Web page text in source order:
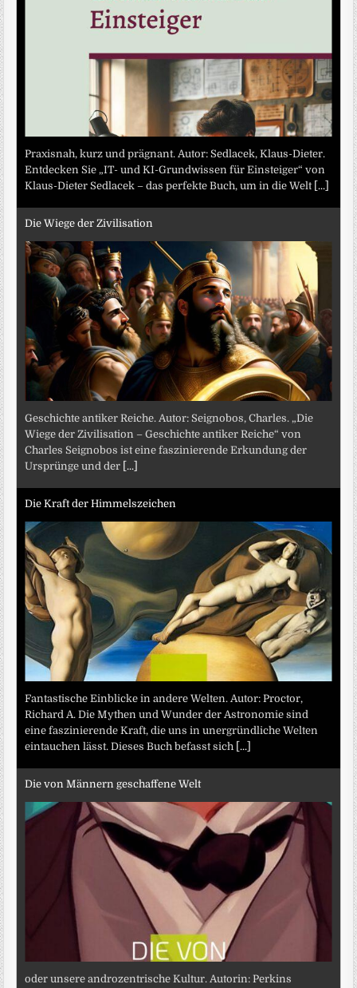
Praxisnah, kurz und prägnant. Autor: Sedlacek, Klaus-Dieter.
Entdecken Sie „IT- und KI-Grundwissen für Einsteiger“ von
Klaus-Dieter Sedlacek – das perfekte Buch, um in die Welt [...]
Die Wiege der Zivilisation
Geschichte antiker Reiche. Autor: Seignobos, Charles. „Die
Wiege der Zivilisation – Geschichte antiker Reiche“ von
Charles Seignobos ist eine faszinierende Erkundung der
Ursprünge und der [...]
Die Kraft der Himmelszeichen
Fantastische Einblicke in andere Welten. Autor: Proctor,
Richard A. Die Mythen und Wunder der Astronomie sind
eine faszinierende Kraft, die uns in unergründliche Welten
eintauchen lässt. Dieses Buch befasst sich [...]
Die von Männern geschaffene Welt
oder unsere androzentrische Kultur. Autorin: Perkins